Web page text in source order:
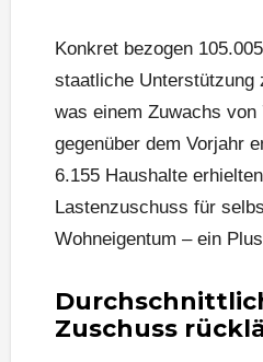
Konkret bezogen
staatliche Unterstützung
was einem Zuwachs von
gegenüber dem Vorjahr
6.155 Haushalte
Lastenzuschuss für
Wohneigentum – ein
Zuschuss